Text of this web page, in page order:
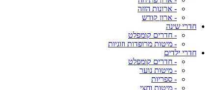
- ארונות הזזה
- ארון קודש
חדרי שינה
- חדרים קומפלט
- מיטות מרופדות וזוגיות
חדרי ילדים
- חדרים קומפלט
- מיטות נוער
- ספריות
- מיטות וחצי